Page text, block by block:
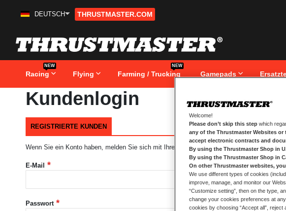
Zum
DEUTSCH THRUSTMASTER.COM
Racing
NEW
Flying Farming / Trucking
NEW
Gamepads
Kundenlogin
REGISTRIERTE KUNDEN
Wenn Sie ein Konto haben, melden Sie sich mit Ihrer e-Mail-Adresse.
E-Mail
Passwort
Welcome!
Please don’t skip this step which
any of the Thrustmaster Websites or
accept electronic contracts and
By using the Thrustmaster Shop in
By using the Thrustmaster Shop in
On other Thrustmaster websites,
We use different types of cookies
improve, manage, and monitor our
“Customize setting”, then on the type,
change your cookies preferences at
cookies by choosing “Accept all”,